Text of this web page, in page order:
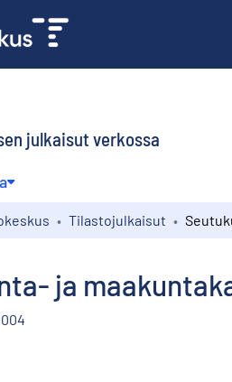
julkaisut verkossa
Tilastojulkaisut
ja